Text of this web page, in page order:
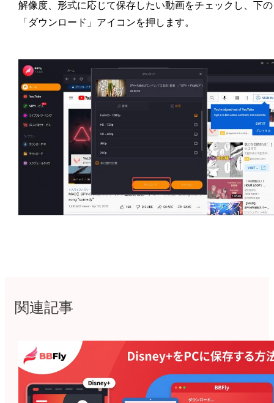
解像度、形式に応じて保存したい動画をチェックし、下の
「ダウンロード」アイコンを押します。
関連記事